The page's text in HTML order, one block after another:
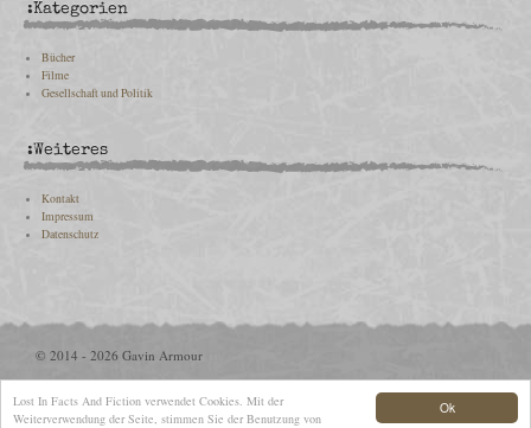
Ok
Lost In Facts And Fiction verwendet Cookies. Mit der
Weiterverwendung der Seite, stimmen Sie der Benutzung von
:Kategorien
Bücher
Filme
Gesellschaft und Politik
:Weiteres
Kontakt
Impressum
Datenschutz
© 2014 - 2026 Gavin Armour